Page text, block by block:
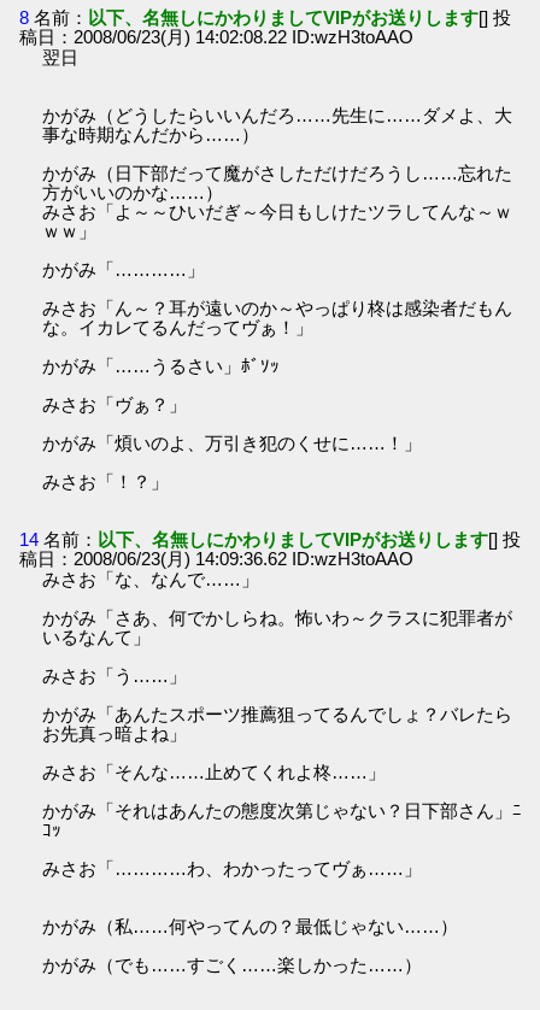
8 名前： 以下、名無しにかわりましてVIPがお送りします[] 投
稿日：2008/06/23(月) 14:02:08.22 ID:wzH3toAAO
翌日
かがみ（どうしたらいいんだろ……先生に……ダメよ、大
事な時期なんだから……）
かがみ（日下部だって魔がさしただけだろうし……忘れた
方がいいのかな……）
みさお「よ～～ひいだぎ～今日もしけたツラしてんな～ｗ
ｗｗ」
かがみ「…………」
みさお「ん～？耳が遠いのか～やっぱり柊は感染者だもん
な。イカレてるんだってヴぁ！」
かがみ「……うるさい」ﾎﾞｿｯ
みさお「ヴぁ？」
かがみ「煩いのよ、万引き犯のくせに……！」
みさお「！？」
14 名前： 以下、名無しにかわりましてVIPがお送りします[] 投
稿日：2008/06/23(月) 14:09:36.62 ID:wzH3toAAO
みさお「な、なんで……」
かがみ「さあ、何でかしらね。怖いわ～クラスに犯罪者が
いるなんて」
みさお「う……」
かがみ「あんたスポーツ推薦狙ってるんでしょ？バレたら
お先真っ暗よね」
みさお「そんな……止めてくれよ柊……」
かがみ「それはあんたの態度次第じゃない？日下部さん」ﾆ
ｺｯ
みさお「…………わ、わかったってヴぁ……」
かがみ（私……何やってんの？最低じゃない……）
かがみ（でも……すごく……楽しかった……）